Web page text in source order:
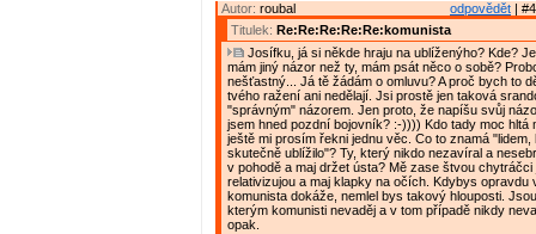
odpovědět |
Autor: roubal
Titulek: Re:Re:Re:Re:Re:komunista
Josífku, já si někde hraju na ublíženýho? Kde?
mám jiný názor než ty, mám psát něco o sobě?
nešťastný... Já tě žádám o omluvu? A proč bych to
tvého ražení ani nedělají. Jsi prostě jen taková
"správným" názorem. Jen proto, že napíšu svůj
jsem hned pozdní bojovník? :-)))) Kdo tady moc hltá
ještě mi prosím řekni jednu věc. Co to znamá
skutečně ublížilo"? Ty, který nikdo nezavíral a
v pohodě a maj držet ústa? Mě zase štvou chytráčci
relativizujou a maj klapky na očích. Kdybys opravdu
komunista dokáže, nemlel bys takový hlouposti.
kterým komunisti nevaděj a v tom případě nikdy
opak.